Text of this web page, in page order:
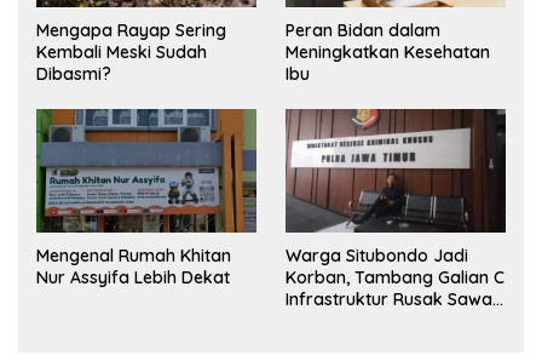
Mengapa Rayap Sering
Kembali Meski Sudah
Dibasmi?
Peran Bidan dalam
Meningkatkan Kesehatan
Ibu
Mengenal Rumah Khitan
Nur Assyifa Lebih Dekat
Warga Situbondo Jadi
Korban, Tambang Galian C
Infrastruktur Rusak Sawah